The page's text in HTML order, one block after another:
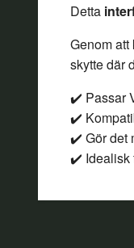
Detta
Genom
skytte där
✔️ Passar
✔️
✔️ Gör det
✔️ Idealisk